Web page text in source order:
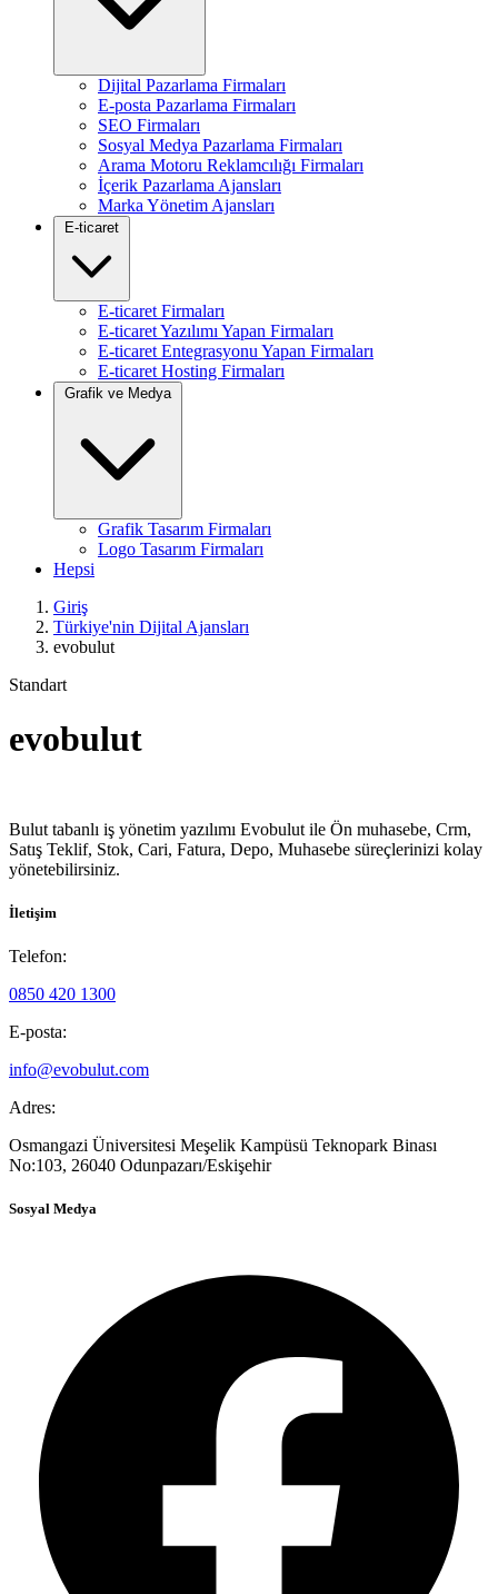
Dijital Pazarlama Firmaları
E-posta Pazarlama Firmaları
SEO Firmaları
Sosyal Medya Pazarlama Firmaları
Arama Motoru Reklamcılığı Firmaları
İçerik Pazarlama Ajansları
Marka Yönetim Ajansları
E-ticaret
E-ticaret Firmaları
E-ticaret Yazılımı Yapan Firmaları
E-ticaret Entegrasyonu Yapan Firmaları
E-ticaret Hosting Firmaları
Grafik ve Medya
Grafik Tasarım Firmaları
Logo Tasarım Firmaları
Hepsi
Giriş
Türkiye'nin Dijital Ajansları
evobulut
Standart
evobulut
Bulut tabanlı iş yönetim yazılımı Evobulut ile Ön muhasebe, Crm,
Satış Teklif, Stok, Cari, Fatura, Depo, Muhasebe süreçlerinizi kolay
yönetebilirsiniz.
İletişim
Telefon:
0850 420 1300
E-posta:
info@evobulut.com
Adres:
Osmangazi Üniversitesi Meşelik Kampüsü Teknopark Binası
No:103, 26040 Odunpazarı/Eskişehir
Sosyal Medya